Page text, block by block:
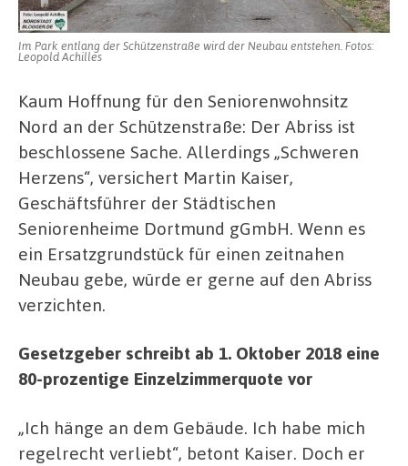
Im Park entlang der Schützenstraße wird der Neubau entstehen. Fotos:
Leopold Achilles
Kaum Hoffnung für den Seniorenwohnsitz
Nord an der Schützenstraße: Der Abriss ist
beschlossene Sache. Allerdings „Schweren
Herzens“, versichert Martin Kaiser,
Geschäftsführer der Städtischen
Seniorenheime Dortmund gGmbH. Wenn es
ein Ersatzgrundstück für einen zeitnahen
Neubau gebe, würde er gerne auf den Abriss
verzichten.
Gesetzgeber schreibt ab 1. Oktober 2018 eine
80-prozentige Einzelzimmerquote vor
„Ich hänge an dem Gebäude. Ich habe mich
regelrecht verliebt“, betont Kaiser. Doch er